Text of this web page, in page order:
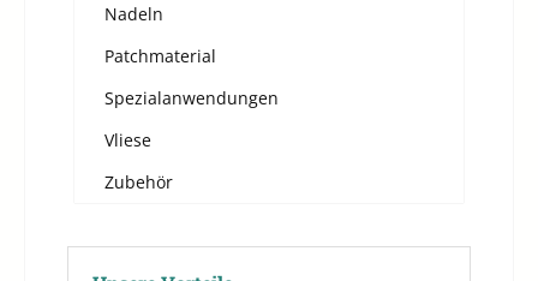
Nadeln
Patchmaterial
Spezialanwendungen
Vliese
Zubehör